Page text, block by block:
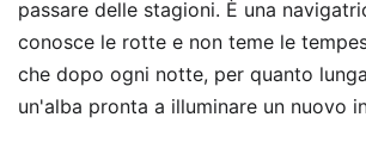
passare delle stagioni. È una
conosce le rotte e non teme le
che dopo ogni notte, per quanto
un'alba pronta a illuminare un nuovo